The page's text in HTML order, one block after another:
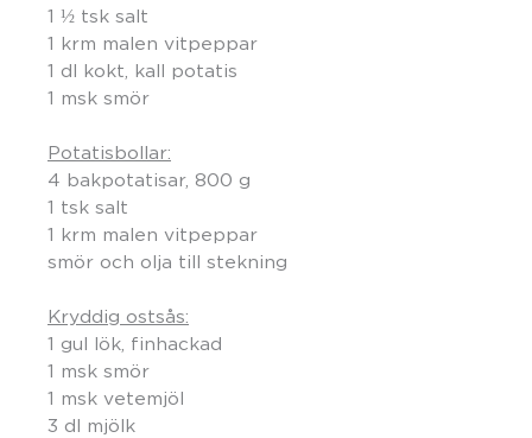
1 ½ tsk salt
1 krm malen vitpeppar
1 dl kokt, kall potatis
1 msk smör
Potatisbollar:
4 bakpotatisar, 800 g
1 tsk salt
1 krm malen vitpeppar
smör och olja till stekning
Kryddig ostsås:
1 gul lök, finhackad
1 msk smör
1 msk vetemjöl
3 dl mjölk